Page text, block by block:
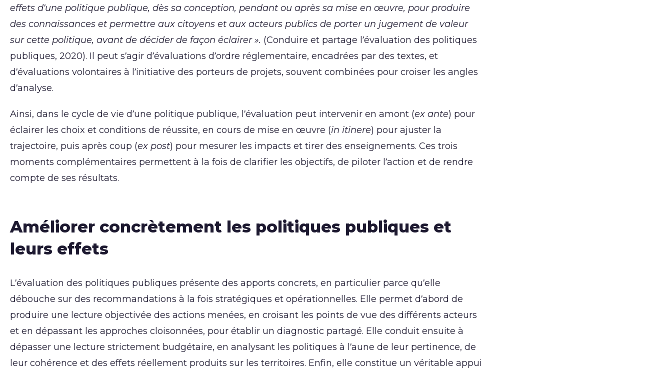
effets d’une politique publique, dès sa conception, pendant ou après sa mise en œuvre, pour produire
des connaissances et permettre aux citoyens et aux acteurs publics de porter un jugement de valeur
sur cette politique, avant de décider de façon éclairer ». (Conduire et partage l’évaluation des politiques
publiques, 2020). Il peut s’agir d’évaluations d’ordre réglementaire, encadrées par des textes, et
d’évaluations volontaires à l’initiative des porteurs de projets, souvent combinées pour croiser les angles
d’analyse.
Ainsi, dans le cycle de vie d’une politique publique, l’évaluation peut intervenir en amont (ex ante) pour
éclairer les choix et conditions de réussite, en cours de mise en œuvre (in itinere) pour ajuster la
trajectoire, puis après coup (ex post) pour mesurer les impacts et tirer des enseignements. Ces trois
moments complémentaires permettent à la fois de clarifier les objectifs, de piloter l’action et de rendre
compte de ses résultats.
Améliorer concrètement les politiques publiques et
leurs effets
L’évaluation des politiques publiques présente des apports concrets, en particulier parce qu’elle
débouche sur des recommandations à la fois stratégiques et opérationnelles. Elle permet d’abord de
produire une lecture objectivée des actions menées, en croisant les points de vue des différents acteurs
et en dépassant les approches cloisonnées, pour établir un diagnostic partagé. Elle conduit ensuite à
dépasser une lecture strictement budgétaire, en analysant les politiques à l’aune de leur pertinence, de
leur cohérence et des effets réellement produits sur les territoires. Enfin, elle constitue un véritable appui